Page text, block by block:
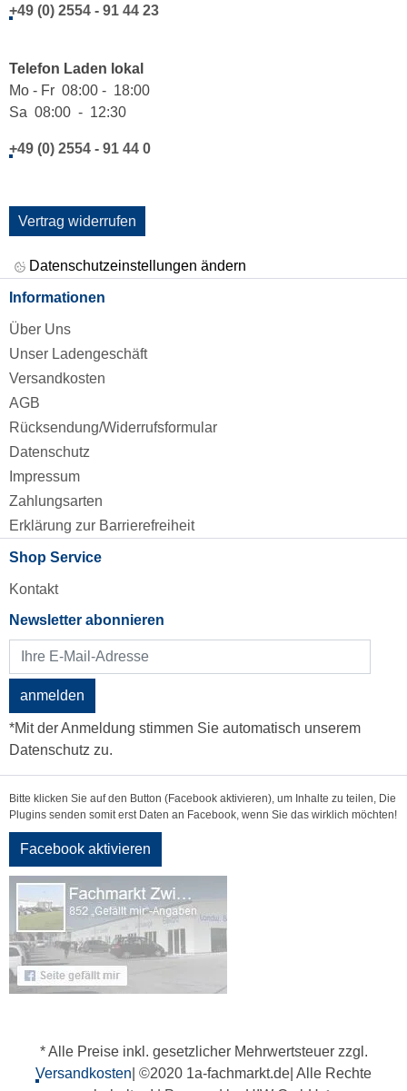
+49 (0) 2554 - 91 44 23
Telefon Laden lokal
Mo - Fr 08:00 - 18:00
Sa 08:00 - 12:30
+49 (0) 2554 - 91 44 0
Vertrag widerrufen
Datenschutzeinstellungen ändern
Informationen
Über Uns
Unser Ladengeschäft
Versandkosten
AGB
Rücksendung/Widerrufsformular
Datenschutz
Impressum
Zahlungsarten
Erklärung zur Barrierefreiheit
Shop Service
Kontakt
Newsletter abonnieren
anmelden
*Mit der Anmeldung stimmen Sie automatisch unserem
Datenschutz zu.
Bitte klicken Sie auf den Button (Facebook aktivieren), um Inhalte zu teilen, Die
Plugins senden somit erst Daten an Facebook, wenn Sie das wirklich möchten!
Facebook aktivieren
* Alle Preise inkl. gesetzlicher Mehrwertsteuer zzgl.
Versandkosten | ©2020 1a-fachmarkt.de| Alle Rechte